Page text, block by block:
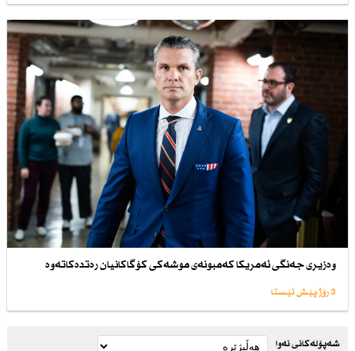
وەزیری جەنگی ئەمریكا كەمبونەی موشەكی كۆگاكانیان رەتدەكاتەوە
3 رۆژ پێش ئێستا
شەپۆلەکانی نەوا